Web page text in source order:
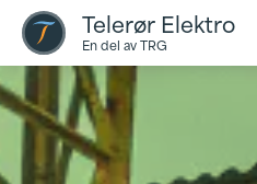
Telerør Elektro
En del av TRG